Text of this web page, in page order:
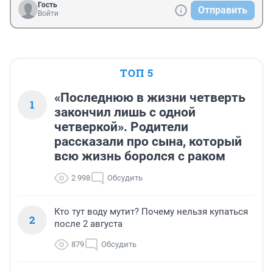
Гость
Войти
Отправить
ТОП 5
1
«Последнюю в жизни четверть
закончил лишь с одной
четверкой». Родители
рассказали про сына, который
всю жизнь боролся с раком
2 998 Обсудить
2
Кто тут воду мутит? Почему нельзя купаться
после 2 августа
879 Обсудить